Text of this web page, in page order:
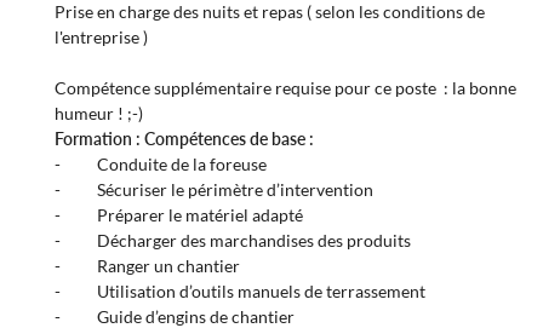
Prise en charge des nuits et repas ( selon les conditions de
l'entreprise )
Compétence supplémentaire requise pour ce poste : la bonne
humeur ! ;-)
Formation : Compétences de base :
- Conduite de la foreuse
- Sécuriser le périmètre d’intervention
- Préparer le matériel adapté
- Décharger des marchandises des produits
- Ranger un chantier
- Utilisation d’outils manuels de terrassement
- Guide d’engins de chantier